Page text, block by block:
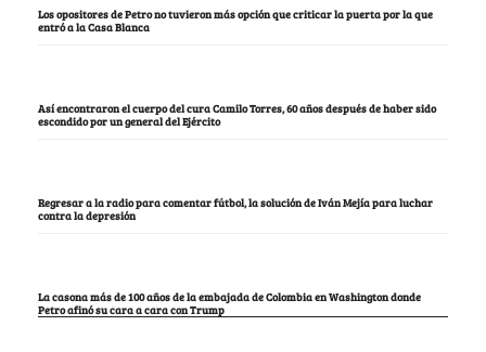
Los opositores de Petro no tuvieron más opción que criticar la puerta por la que
entró a la Casa Blanca
Así encontraron el cuerpo del cura Camilo Torres, 60 años después de haber sido
escondido por un general del Ejército
Regresar a la radio para comentar fútbol, la solución de Iván Mejía para luchar
contra la depresión
La casona más de 100 años de la embajada de Colombia en Washington donde
Petro afinó su cara a cara con Trump